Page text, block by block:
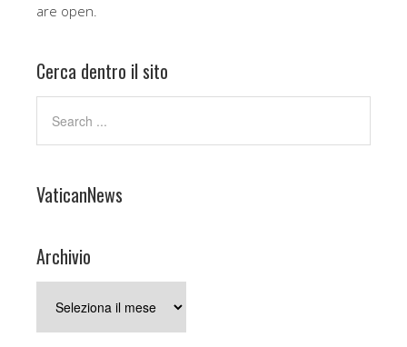
are open.
Cerca dentro il sito
VaticanNews
Archivio